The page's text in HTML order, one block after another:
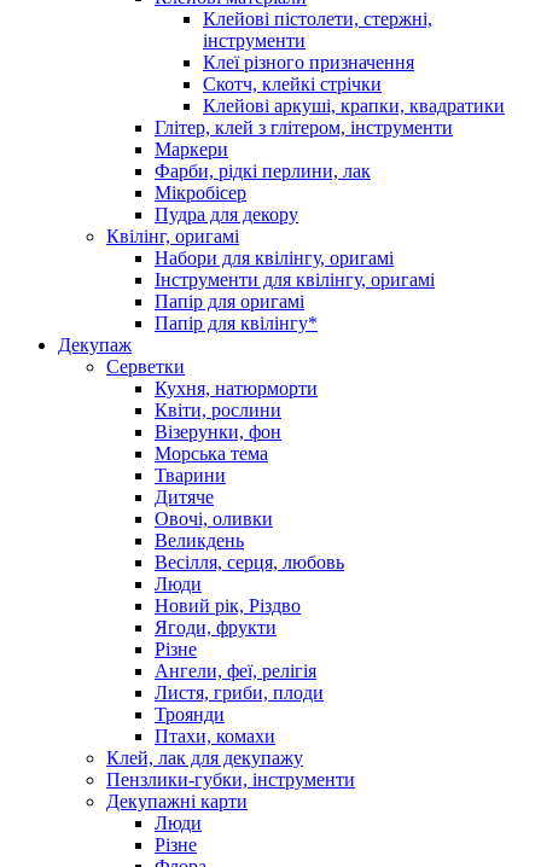
Клейові пістолети, стержні,
інструменти
Клеї різного призначення
Скотч, клейкі стрічки
Клейові аркуші, крапки, квадратики
Глітер, клей з глітером, інструменти
Маркери
Фарби, рідкі перлини, лак
Мікробісер
Пудра для декору
Квілінг, оригамі
Набори для квілінгу, оригамі
Інструменти для квілінгу, оригамі
Папір для оригамі
Папір для квілінгу*
Декупаж
Серветки
Кухня, натюрморти
Квіти, рослини
Візерунки, фон
Морська тема
Тварини
Дитяче
Овочі, оливки
Великдень
Весілля, серця, любовь
Люди
Новий рік, Різдво
Ягоди, фрукти
Різне
Ангели, феї, релігія
Листя, гриби, плоди
Троянди
Птахи, комахи
Клей, лак для декупажу
Пензлики-губки, інструменти
Декупажні карти
Люди
Різне